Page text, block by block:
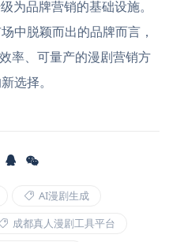
为品牌营销的基础设施。
中脱颖而出的品牌而言，
率、可量产的漫剧营销方
选择。
AI漫剧生成
成都真人漫剧工具平台